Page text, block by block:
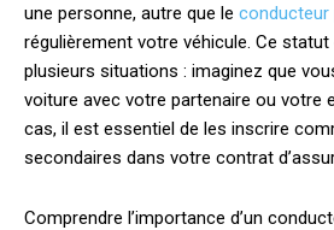
une personne, autre que le conducteur
régulièrement votre véhicule. Ce
plusieurs situations : imaginez que
voiture avec votre partenaire ou votre
cas, il est essentiel de les inscrire
secondaires dans votre contrat
Comprendre l’importance d’un